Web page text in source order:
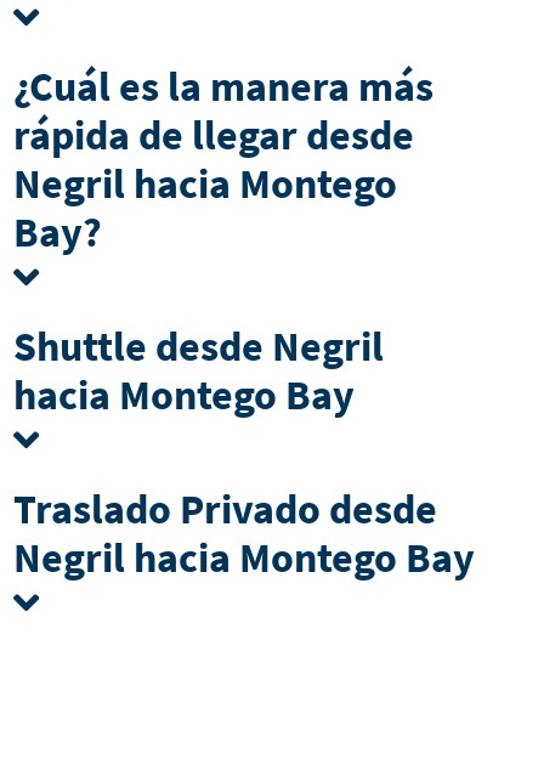
¿Cuál es la manera más
rápida de llegar desde
Negril hacia Montego
Bay?
Shuttle desde Negril
hacia Montego Bay
Traslado Privado desde
Negril hacia Montego Bay